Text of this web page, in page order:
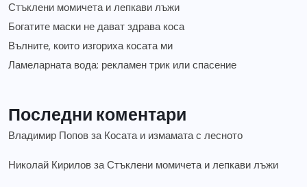
Стъклени момичета и лепкави лъжи
Богатите маски не дават здрава коса
Вълните, които изгориха косата ми
Ламеларната вода: рекламен трик или спасение
Последни коментари
Владимир Попов за Косата и измамата с лесното
Николай Кирилов заСтъклени момичета и лепкави лъжи